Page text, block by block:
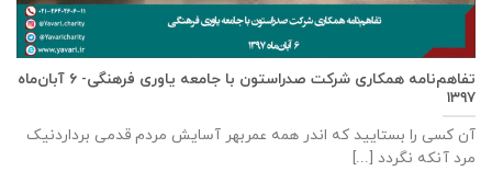
تفاهم‌نامه همکاری شرکت صدراستون با جامعه یاوری فرهنگی- ۶ آبان‌ماه
۱۳۹۷
آن کسی را بستایید که اندر همه عمربهر آسایش مردم قدمی برداردنیک
مرد آنکه نگردد [...]